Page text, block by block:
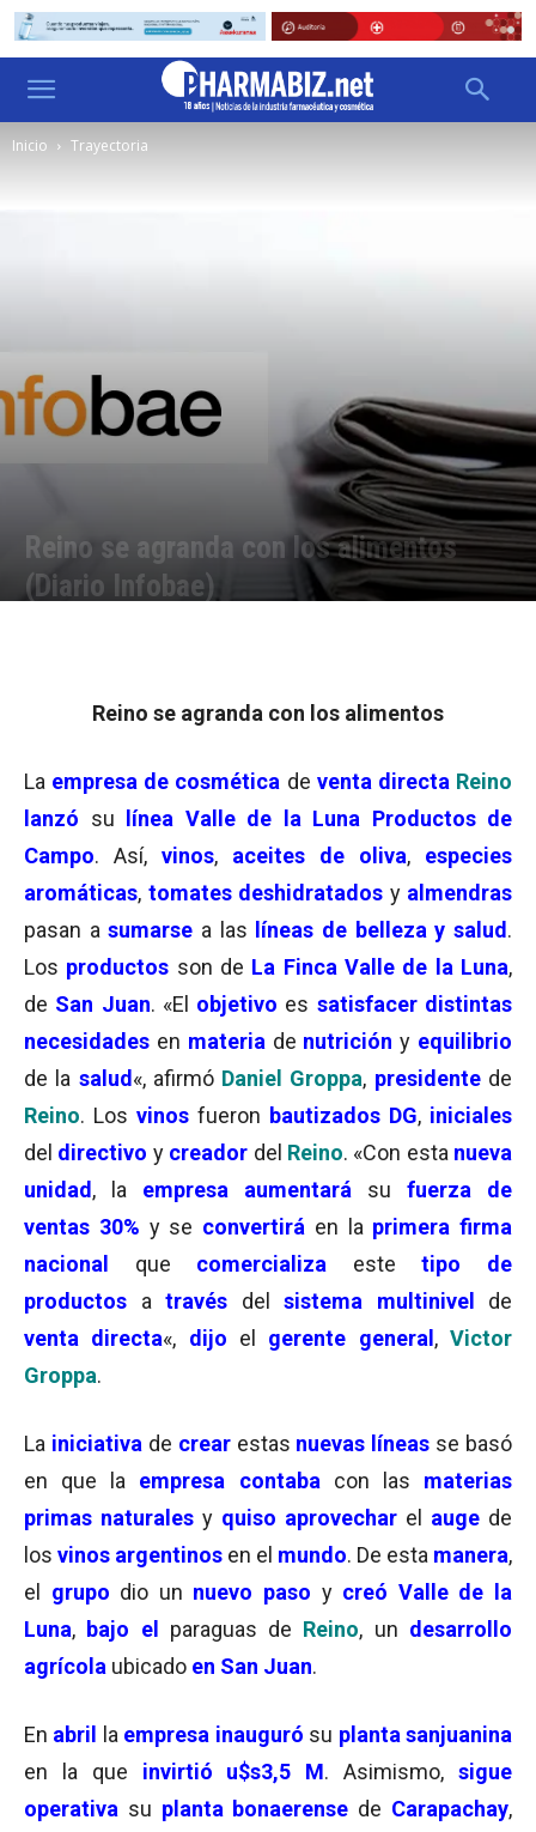
Inicio Trayectoria
Reino se agranda con los alimentos
(Diario Infobae)
Reino se agranda con los alimentos
La empresa de cosmética de venta directa Reino
lanzó su
línea Valle de la Luna Productos de
Campo. Así, vinos, aceites de oliva, especies
aromáticas, tomates deshidratados y almendras
pasan asumarse a las líneas de belleza y salud .
Los productos son de La Finca Valle de la Luna,
de San Juan. «El objetivo es satisfacer distintas
necesidades en materia de nutrición y equilibrio
de la salud «, afirmó Daniel Groppa, presidente de
Reino. Los vinos fueron bautizados DG, iniciales
del directivo y creador del Reino. «Con esta nueva
unidad , la empresa aumentará su fuerza de
ventas 30% y se convertirá en la primera firma
nacional
que comercializa estetipo de
productos a través del sistema multinivel
de
venta directa«, dijo el gerente general ,Victor
Groppa.
La iniciativa de crear estas nuevas líneas se basó
en que la empresa contaba con las materias
primas naturales y quiso aprovechar el auge de
los vinos argentinos en el mundo. De esta manera,
el grupo dio un nuevo paso y creó Valle de la
Luna, bajo el paraguas de Reino, un desarrollo
agrícola ubicado en San Juan.
En abril la empresa inauguró su planta sanjuanina
en la que invirtió u$s3,5 M. Asimismo,sigue
operativa su planta bonaerense de Carapachay,